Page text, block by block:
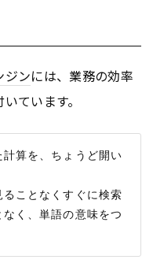
ジンには、業務の効率
ています。
計算を、ちょうど開い
ることなくすぐに検索
なく、単語の意味をつ